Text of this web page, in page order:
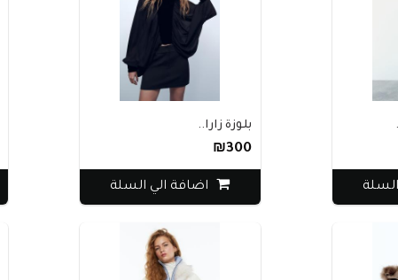
بلوزة زارا..
₪300
اضافة الي السلة